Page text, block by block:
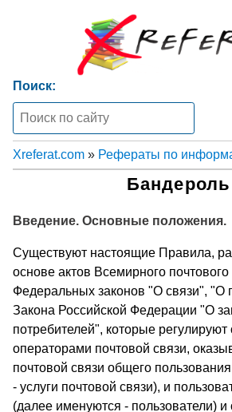
Поиск:
Xreferat.com » Рефераты по
Бандероль
Введение. Основные положения.
Существуют настоящие Правила,
основе актов Всемирного
Федеральных законов "О связи", "О
Закона Российской Федерации "О
потребителей", которые
операторами почтовой связи,
почтовой связи общего
- услуги почтовой связи), и
(далее именуются - пользователи)